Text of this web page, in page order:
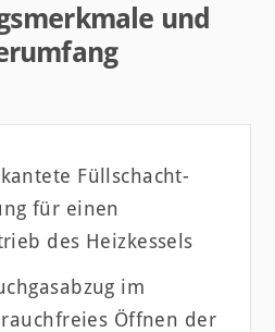
und
Füllschacht-
für einen
des Heizkessels
im
Öffnen der